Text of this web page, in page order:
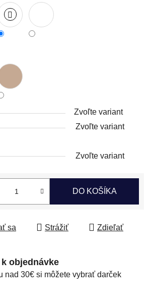
Zvoľte variant
Zvoľte variant
Zvoľte variant
DO KOŠÍKA
sa Strážiť Zdieľať
k objednávke
nad 30€ si môžete vybrať darček